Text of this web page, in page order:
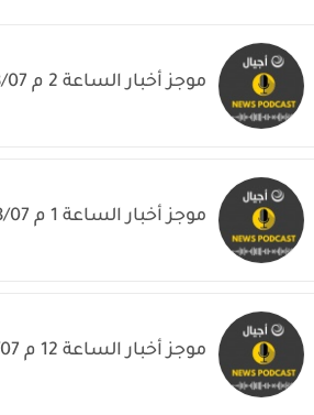
موجز أخبار الساعة 2 م 2026/08/07
موجز أخبار الساعة 1 م 2026/08/07
موجز أخبار الساعة 12 م 2026/08/07